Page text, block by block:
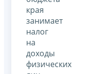
края
занимает
налог
на
доходы
физических